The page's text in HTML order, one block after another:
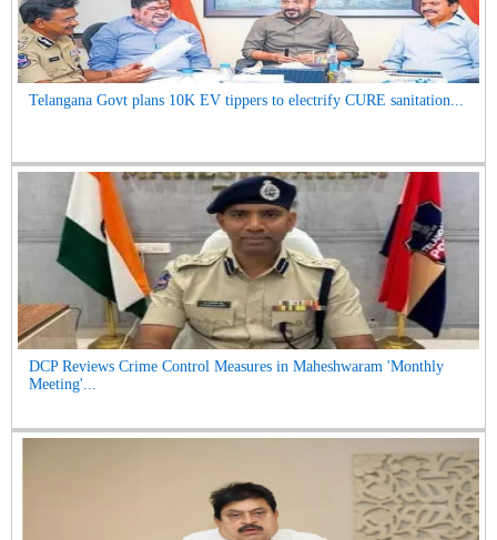
Telangana Govt plans 10K EV tippers to electrify CURE sanitation...
DCP Reviews Crime Control Measures in Maheshwaram 'Monthly
Meeting'...